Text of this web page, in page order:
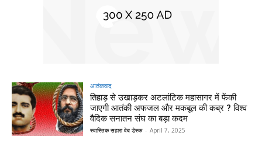
आतंकवाद
तिहाड़ से उखाड़कर अटलांटिक महासागर में फेंकी
जाएगी आतंकी अफजल और मकबूल की कब्र ? विश्व
वैदिक सनातन संघ का बड़ा कदम
स्वास्तिक सहारा वेब डेस्क - April 7, 2025